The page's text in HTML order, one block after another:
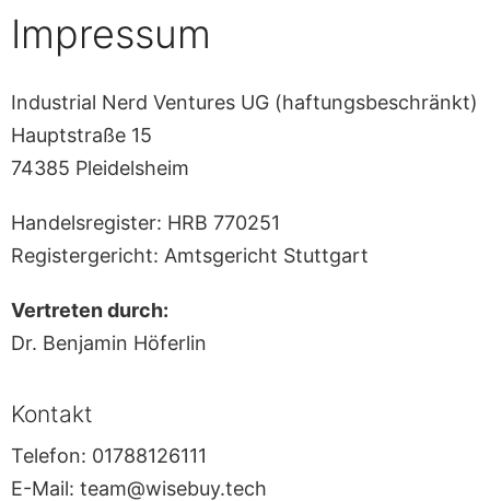
Impressum
Industrial Nerd Ventures UG (haftungsbeschränkt)
Hauptstraße 15
74385 Pleidelsheim
Handelsregister: HRB 770251
Registergericht: Amtsgericht Stuttgart
Vertreten durch:
Dr. Benjamin Höferlin
Kontakt
Telefon: 01788126111
E-Mail: team@wisebuy.tech